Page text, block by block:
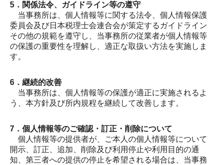
5．関係法令、ガイドライン等の遵守
当事務所は、個人情報等に関する法令、個人情報保護
委員会及び日本税理士会連合会が策定するガイドライン
その他の規範を遵守し、当事務所の従業者が個人情報等
の保護の重要性を理解し、適正な取扱い方法を実施しま
す。
6．継続的改善
当事務所は、個人情報等の保護が適正に実施されるよ
う、本方針及び所内規程を継続して改善します。
7．個人情報等のご確認・訂正・削除について
個人情報等の提供者が、ご本人の個人情報等について
開示、訂正、追加、削除及び利用停止や利用目的の通
知、第三者への提供の停止を希望される場合は、当事務